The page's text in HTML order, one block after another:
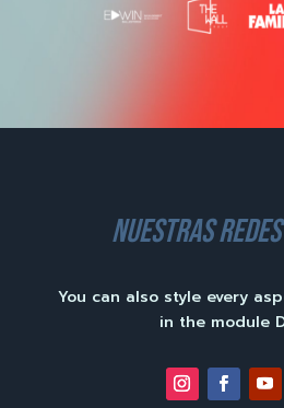
nuestras
You can also style every
in the module